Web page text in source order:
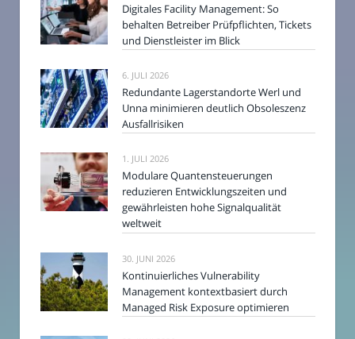
Digitales Facility Management: So
behalten Betreiber Prüfpflichten, Tickets
und Dienstleister im Blick
6. JULI 2026
Redundante Lagerstandorte Werl und
Unna minimieren deutlich Obsoleszenz
Ausfallrisiken
1. JULI 2026
Modulare Quantensteuerungen
reduzieren Entwicklungszeiten und
gewährleisten hohe Signalqualität
weltweit
30. JUNI 2026
Kontinuierliches Vulnerability
Management kontextbasiert durch
Managed Risk Exposure optimieren